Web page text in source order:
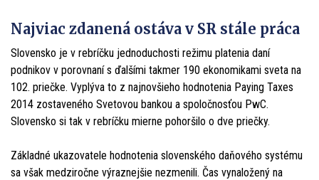
Najviac zdanená ostáva v SR stále práca
Slovensko je v rebríčku jednoduchosti režimu platenia daní
podnikov v porovnaní s ďalšími takmer 190 ekonomikami sveta na
102. priečke. Vyplýva to z najnovšieho hodnotenia Paying Taxes
2014 zostaveného Svetovou bankou a spoločnosťou PwC.
Slovensko si tak v rebríčku mierne pohoršilo o dve priečky.
Základné ukazovatele hodnotenia slovenského daňového systému
sa však medziročne výraznejšie nezmenili. Čas vynaložený na